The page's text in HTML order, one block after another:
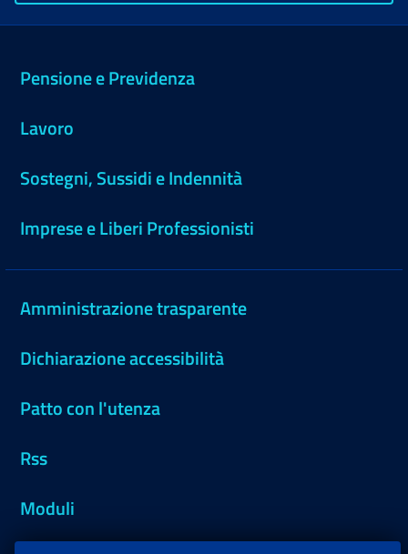
Pensione e Previdenza
Lavoro
Sostegni, Sussidi e Indennità
Imprese e Liberi Professionisti
Amministrazione trasparente
Dichiarazione accessibilità
Patto con l'utenza
Rss
Moduli